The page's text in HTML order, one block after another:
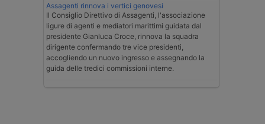
Assagenti rinnova i vertici genovesi
Il Consiglio Direttivo di Assagenti, l'associazione
ligure di agenti e mediatori marittimi guidata dal
presidente Gianluca Croce, rinnova la squadra
dirigente confermando tre vice presidenti,
accogliendo un nuovo ingresso e assegnando la
guida delle tredici commissioni interne.